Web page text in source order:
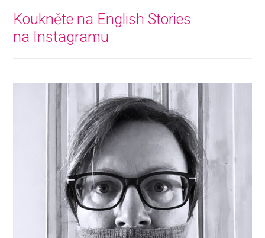
Koukněte na English Stories
na Instagramu